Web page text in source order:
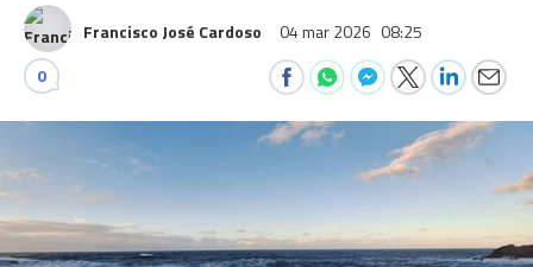
Francisco José Cardoso 04 mar 2026 08:25
0